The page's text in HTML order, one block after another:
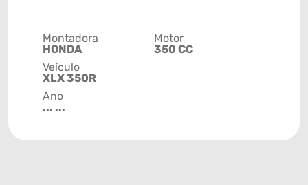
Montadora
HONDA
Veículo
XLX 350R
Ano
... ...
Motor
350 CC